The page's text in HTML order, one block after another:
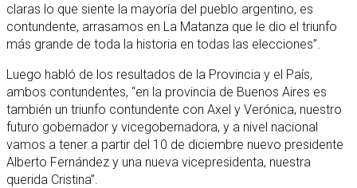
claras lo que siente la mayoría del pueblo argentino, es
contundente, arrasamos en La Matanza que le dio el triunfo
más grande de toda la historia en todas las elecciones”.
Luego habló de los resultados de la Provincia y el País,
ambos contundentes, “en la provincia de Buenos Aires es
también un triunfo contundente con Axel y Verónica, nuestro
futuro gobernador y vicegobernadora, y a nivel nacional
vamos a tener a partir del 10 de diciembre nuevo presidente
Alberto Fernández y una nueva vicepresidenta, nuestra
querida Cristina”.